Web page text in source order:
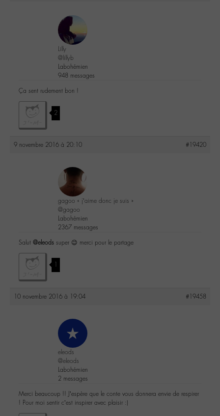
Lilly
@lillyb
Labohémien
948 messages
Ça sent rudement bon !
2
9 novembre 2016 à 20:10 #19420
gagoo « j’aime donc je suis »
@gagoo
Labohémien
2367 messages
Salut @eleods super 😉 merci pour le partage
1
10 novembre 2016 à 19:04 #19458
eleods
@eleods
Labohémien
2 messages
Merci beaucoup !! J’espère que le conte vous donnera envie de respirer
! Pour moi sentir c’est inspirer avec plaisir :)